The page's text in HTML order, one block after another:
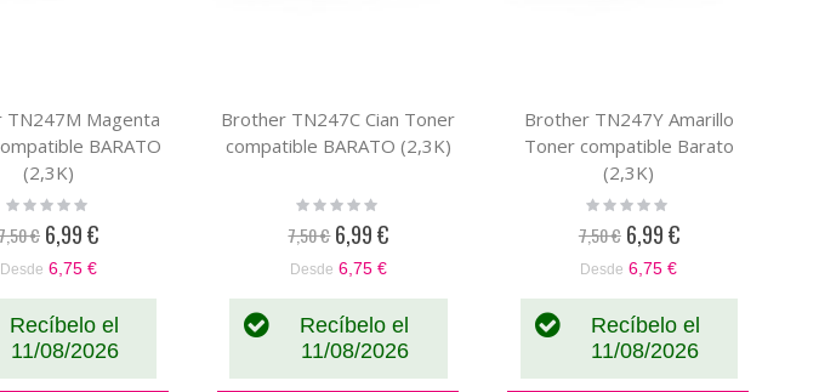
TN247M Magenta
BARATO
(2,3K)
Rating:
€ Precio
especial
6,99 €
Desde 6,75 €
Recíbelo el
11/08/2026
Brother TN247C Cian Toner
compatible BARATO (2,3K)
Rating:
7,50 € Precio
especial
6,99 €
Desde 6,75 €
Recíbelo el
11/08/2026
Brother TN247Y Amarillo
Toner compatible Barato
(2,3K)
Rating:
7,50 € Precio
especial
6,99 €
Desde 6,75 €
Recíbelo el
11/08/2026